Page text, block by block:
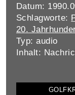
Datum:
Schlagworte:
20.
Typ: audio
Inhalt: